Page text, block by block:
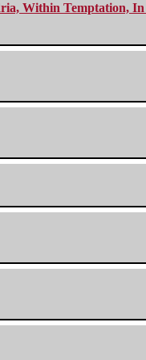
Within Temptation,